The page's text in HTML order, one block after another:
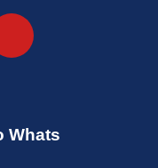
Whats